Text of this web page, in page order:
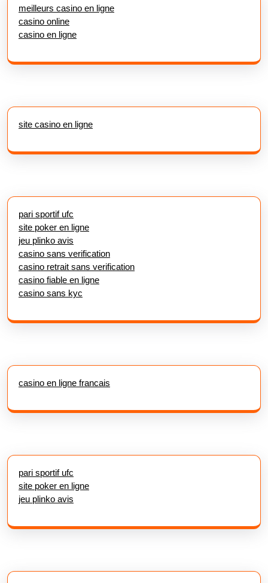
meilleurs casino en ligne
casino online
casino en ligne
site casino en ligne
pari sportif ufc
site poker en ligne
jeu plinko avis
casino sans verification
casino retrait sans verification
casino fiable en ligne
casino sans kyc
casino en ligne francais
pari sportif ufc
site poker en ligne
jeu plinko avis